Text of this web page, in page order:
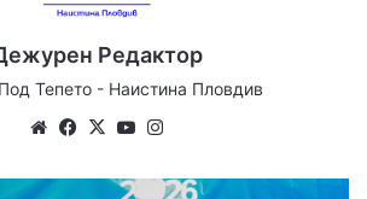
Редактор
Тепето - Наистина Пловдив
WebsiteFacebook
X YouTube